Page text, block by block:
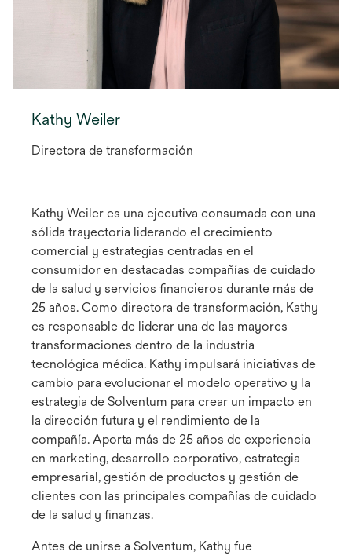
Kathy Weiler
Directora de transformación
Kathy Weiler es una ejecutiva consumada con una
sólida trayectoria liderando el crecimiento
comercial y estrategias centradas en el
consumidor en destacadas compañías de cuidado
de la salud y servicios financieros durante más de
25 años. Como directora de transformación, Kathy
es responsable de liderar una de las mayores
transformaciones dentro de la industria
tecnológica médica. Kathy impulsará iniciativas de
cambio para evolucionar el modelo operativo y la
estrategia de Solventum para crear un impacto en
la dirección futura y el rendimiento de la
compañía. Aporta más de 25 años de experiencia
en marketing, desarrollo corporativo, estrategia
empresarial, gestión de productos y gestión de
clientes con las principales compañías de cuidado
de la salud y finanzas.
Antes de unirse a Solventum, Kathy fue